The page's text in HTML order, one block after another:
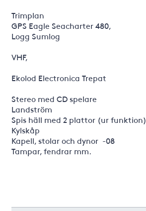
Trimplan
GPS Eagle Seacharter 480,
Logg Sumlog
VHF,
Ekolod Electronica Trepat
Stereo med CD spelare
Landström
Spis häll med 2 plattor (ur funktion)
Kylskåp
Kapell, stolar och dynor -08
Tampar, fendrar mm.